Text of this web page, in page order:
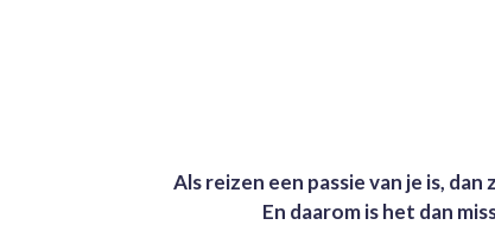
Als reizen een passie van je is,
En daarom is het dan